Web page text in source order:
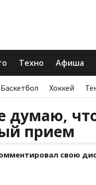
Техно Афиша
Баскетбол Хоккей
думаю,
прием
свою